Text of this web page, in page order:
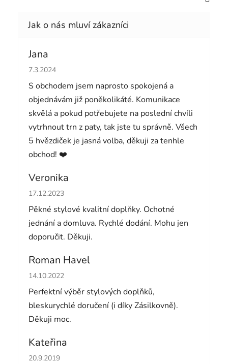
Jana
Hodnocení obchodu je 5 z 5 hvězdiček.
7.3.2024
S obchodem jsem naprosto spokojená a
objednávám již poněkolikáté. Komunikace
skvělá a pokud potřebujete na poslední chvíli
vytrhnout trn z paty, tak jste tu správně. Všech
5 hvězdiček je jasná volba, děkuji za tenhle
obchod! ❤️
Veronika
Hodnocení obchodu je 5 z 5 hvězdiček.
17.12.2023
Pěkné stylové kvalitní doplňky. Ochotné
jednání a domluva. Rychlé dodání. Mohu jen
doporučit. Děkuji.
Roman Havel
Hodnocení obchodu je 5 z 5 hvězdiček.
14.10.2022
Perfektní výběr stylových doplňků,
bleskurychlé doručení (i díky Zásilkovně).
Děkuji moc.
Kateřina
Hodnocení obchodu je 5 z 5 hvězdiček.
20.9.2019